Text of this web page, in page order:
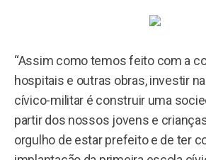
“Assim como temos feito com a
hospitais e outras obras, investir
cívico-militar é construir uma
partir dos nossos jovens e
orgulho de estar prefeito e de ter